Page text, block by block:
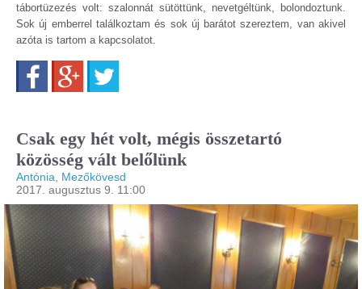
tábortüzezés volt: szalonnát sütöttünk, nevetgéltünk, bolondoztunk.
Sok új emberrel találkoztam és sok új barátot szereztem, van akivel
azóta is tartom a kapcsolatot.
FacebookGoogle+
Csak egy hét volt, mégis összetartó
közösség vált belőlünk
Antónia, Mezőkövesd
2017. augusztus 9. 11:00